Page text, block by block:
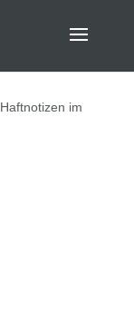
Haftnotizen im